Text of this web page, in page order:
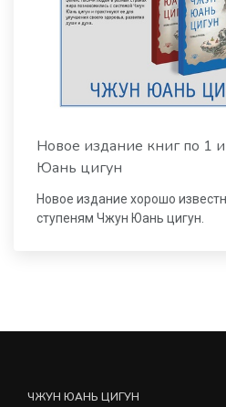
Новое издание книг по 1
Юань цигун
Новое издание хорошо
ступеням Чжун Юань цигун.
ЧЖУН ЮАНЬ ЦИГУН